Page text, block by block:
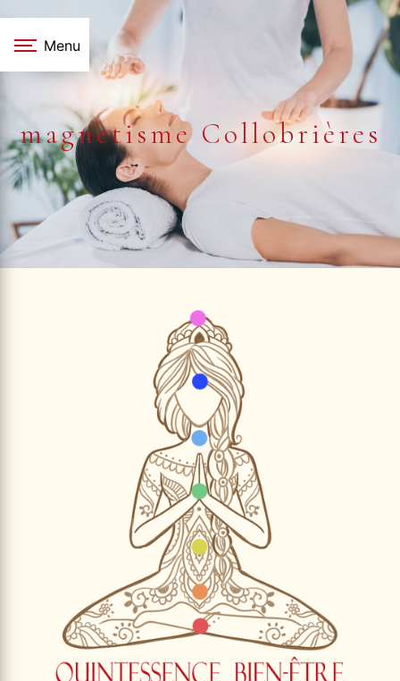
Menu
magnetisme Collobrières
Panneau de gestion des cookies